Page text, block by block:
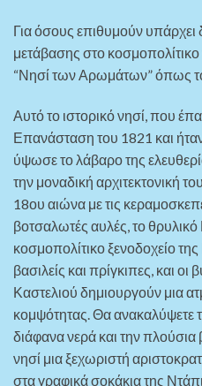
Για όσους επιθυμούν υπάρχει
μετάβασης στο
“Νησί των Αρωμάτων” όπως
Αυτό το ιστορικό νησί, που
Επανάσταση του 1821 και
ύψωσε το λάβαρο της
την μοναδική αρχιτεκτονική
18ου αιώνα με τις
βοτσαλωτές αυλές, το
κοσμοπολίτικο ξενοδοχείο
βασιλείς και πρίγκιπες, και οι
Καστελιού δημιουργούν μια
κομψότητας. Θα ανακαλύψετε
διάφανα νερά και την
νησί μια ξεχωριστή
στα γραφικά σοκάκια της